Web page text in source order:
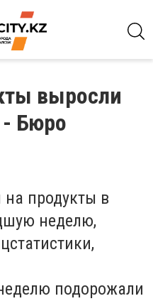
выросли
Бюро
продукты в
неделю,
подорожали